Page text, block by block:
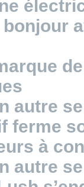
autre
ferme
à
autre